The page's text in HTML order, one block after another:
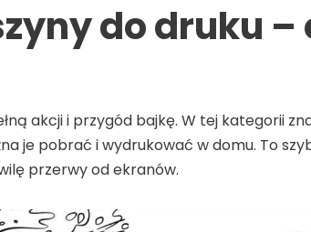
do druku –
akcji i przygód bajkę. W tej kategorii
je pobrać i wydrukować w domu. To
przerwy od ekranów.